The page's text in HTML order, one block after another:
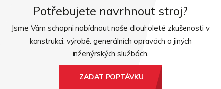
Potřebujete navrhnout stroj?
Jsme Vám schopni nabídnout naše dlouholeté zkušenosti v
konstrukci, výrobě, generálních opravách a jiných
inženýrských službách.
ZADAT POPTÁVKU